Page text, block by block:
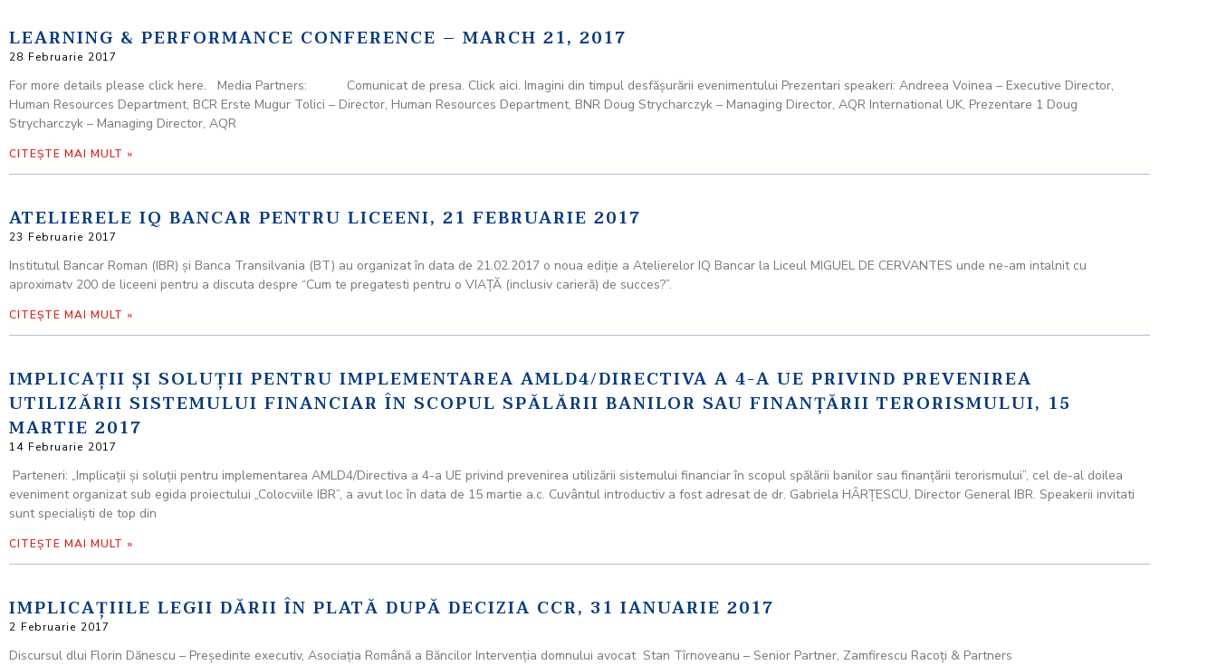
LEARNING & PERFORMANCE CONFERENCE – MARCH 21, 2017
28 Februarie 2017
For more details please click here. Media Partners: Comunicat de presa. Click aici. Imagini din timpul desfăşurării evenimentului Prezentari speakeri: Andreea Voinea – Executive Director,
Human Resources Department, BCR Erste Mugur Tolici – Director, Human Resources Department, BNR Doug Strycharczyk – Managing Director, AQR International UK, Prezentare 1 Doug
Strycharczyk – Managing Director, AQR
CITEȘTE MAI MULT »
ATELIERELE IQ BANCAR PENTRU LICEENI, 21 FEBRUARIE 2017
23 Februarie 2017
Institutul Bancar Roman (IBR) şi Banca Transilvania (BT) au organizat în data de 21.02.2017 o noua ediţie a Atelierelor IQ Bancar la Liceul MIGUEL DE CERVANTES unde ne-am intalnit cu
aproximatv 200 de liceeni pentru a discuta despre “Cum te pregatesti pentru o VIAŢĂ (inclusiv carieră) de succes?”.
CITEȘTE MAI MULT »
IMPLICAŢII ŞI SOLUŢII PENTRU IMPLEMENTAREA AMLD4/DIRECTIVA A 4-A UE PRIVIND PREVENIREA
UTILIZĂRII SISTEMULUI FINANCIAR ÎN SCOPUL SPĂLĂRII BANILOR SAU FINANŢĂRII TERORISMULUI, 15
MARTIE 2017
14 Februarie 2017
Parteneri: „Implicaţii şi soluţii pentru implementarea AMLD4/Directiva a 4-a UE privind prevenirea utilizării sistemului financiar în scopul spălării banilor sau finanţării terorismului”, cel de-al doilea
eveniment organizat sub egida proiectului „Colocviile IBR”, a avut loc în data de 15 martie a.c. Cuvântul introductiv a fost adresat de dr. Gabriela HÂRŢESCU, Director General IBR. Speakerii invitati
sunt specialişti de top din
CITEȘTE MAI MULT »
IMPLICAȚIILE LEGII DĂRII ÎN PLATĂ DUPĂ DECIZIA CCR, 31 IANUARIE 2017
2 Februarie 2017
Discursul dlui Florin Dănescu – Preşedinte executiv, Asociaţia Română a Băncilor Intervenţia domnului avocat Stan Tîrnoveanu – Senior Partner, Zamfirescu Racoți & Partners